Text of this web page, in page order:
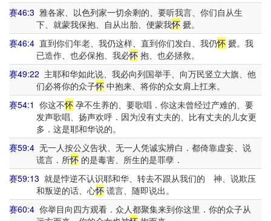
赛46:3 雅各家、以色列家一切余剩的、要听我言、你们自从生
下、就蒙我保抱、自从出胎、便蒙我怀搋。
赛46:4 直到你们年老、我仍这样、直到你们发白、我仍怀 搋。我
已造作、也必保抱、我必怀抱、也必拯救。
赛49:22 主耶和华如此说、我必向列国举手、向万民竖立大旗、他
们必将你的众子怀中抱来、将你的众女肩上扛来。
赛54:1 你这不怀 孕不生养的、要歌唱．你这未曾经过产难的、要
发声歌唱、扬声欢呼．因为没有丈夫的、比有丈夫的儿女更
多．这是耶和华说的。
赛59:4 无一人按公义告状、无一人凭诚实辨白．都倚靠虚妄、说
谎言．所怀的是毒害、所生的是罪孽．
赛59:13 就是悖逆不认识耶和华、转去不跟从我们的 神、说欺压
和叛逆的话、心怀谎言、随即说出。
赛60:4 你举目向四方观看．众人都聚集来到你这里．你的众子从